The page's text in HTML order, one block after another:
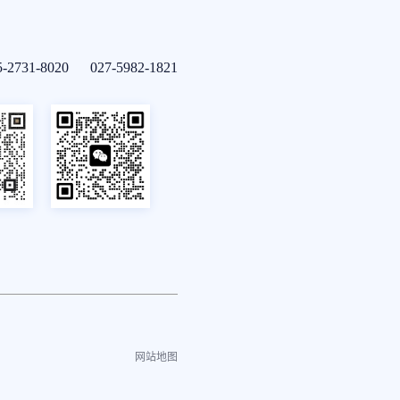
2731-8020 027-5982-1821
网站地图